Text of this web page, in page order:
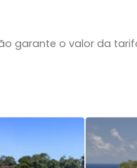
garante o valor da